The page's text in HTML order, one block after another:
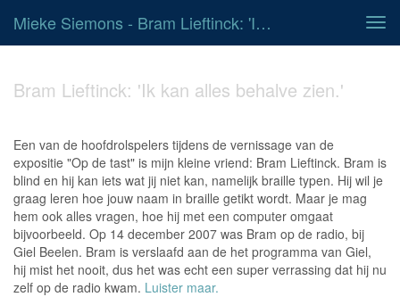
Mieke Siemons - Bram Lieftinck: 'Ik Kan Alles Behalve Zien.'
Bram Lieftinck: 'Ik kan alles behalve zien.'
Een van de hoofdrolspelers tijdens de vernissage van de
expositie "Op de tast" is mijn kleine vriend: Bram Lieftinck. Bram is
blind en hij kan iets wat jij niet kan, namelijk braille typen. Hij wil je
graag leren hoe jouw naam in braille getikt wordt. Maar je mag
hem ook alles vragen, hoe hij met een computer omgaat
bijvoorbeeld. Op 14 december 2007 was Bram op de radio, bij
Giel Beelen. Bram is verslaafd aan de het programma van Giel,
hij mist het nooit, dus het was echt een super verrassing dat hij nu
zelf op de radio kwam. Luister maar.